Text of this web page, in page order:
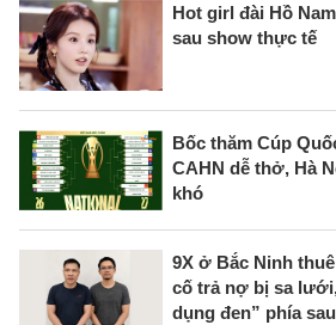
Hot girl đài Hồ
sau show thực tế
Bốc thăm Cúp
CAHN dễ thở, Hà
khó
9X ở Bắc Ninh
cố trả nợ bị sa
dụng đen” phía sau